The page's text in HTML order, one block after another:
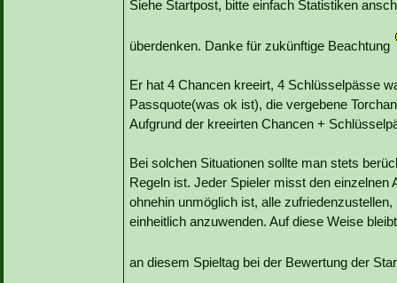
Siehe Startpost, bitte einfach Statistiken
überdenken. Danke für zukünftige Beachtung
Er hat 4 Chancen kreeirt, 4 Schlüsselpässe
Passquote(was ok ist), die vergebene
Aufgrund der kreeirten Chancen +
Bei solchen Situationen sollte man stets
Regeln ist. Jeder Spieler misst den
ohnehin unmöglich ist, alle
einheitlich anzuwenden. Auf diese Weise
an diesem Spieltag bei der Bewertung der